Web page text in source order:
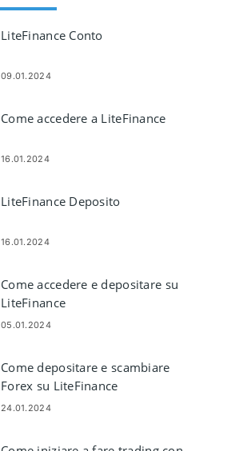
LiteFinance Conto
09.01.2024
Come accedere a LiteFinance
16.01.2024
LiteFinance Deposito
16.01.2024
Come accedere e depositare su
LiteFinance
05.01.2024
Come depositare e scambiare
Forex su LiteFinance
24.01.2024